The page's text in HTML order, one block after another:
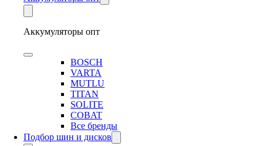
Аккумуляторы опт
BOSCH
VARTA
MUTLU
TITAN
SOLITE
COBAT
Все бренды
Подбор шин и дисков